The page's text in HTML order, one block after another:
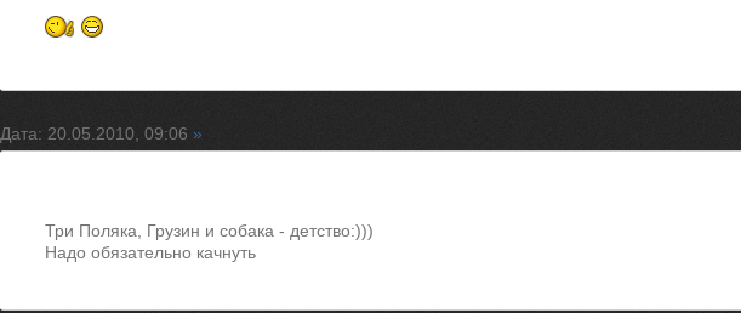
Дата: 20.05.2010, 09:06 »
Три Поляка, Грузин и собака - детство:)))
Надо обязательно качнуть